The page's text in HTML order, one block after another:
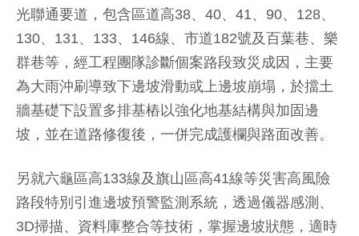
光聯通要道，包含區道高38、40、41、90、128、
130、131、133、146線、市道182號及百葉巷、樂
群巷等，經工程團隊診斷個案路段致災成因，主要
為大雨沖刷導致下邊坡滑動或上邊坡崩塌，於擋土
牆基礎下設置多排基樁以強化地基結構與加固邊
坡，並在道路修復後，一併完成護欄與路面改善。
另就六龜區高133線及旗山區高41線等災害高風險
路段特別引進邊坡預警監測系統，透過儀器感測、
3D掃描、資料庫整合等技術，掌握邊坡狀態，適時